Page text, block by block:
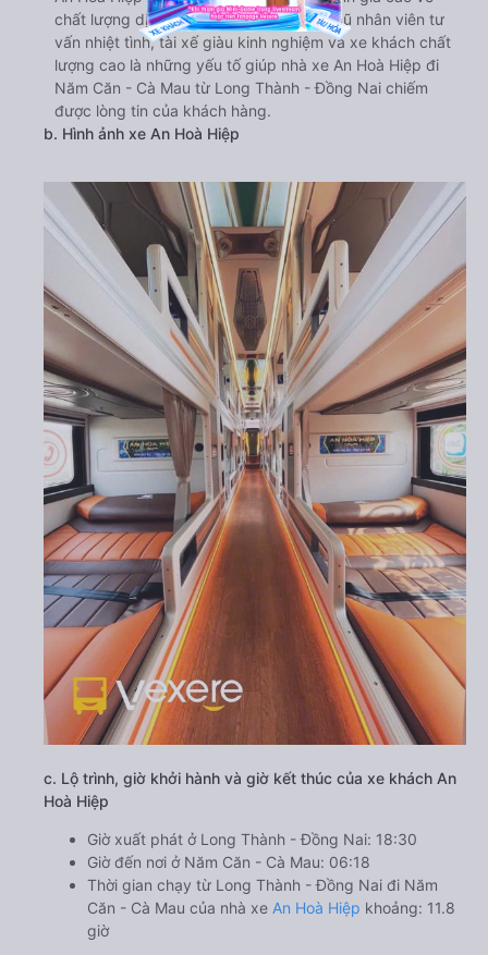
chất lượng dịch vụ và sự an toàn. Đội ngũ nhân viên tư
vấn nhiệt tình, tài xế giàu kinh nghiệm và xe khách chất
lượng cao là những yếu tố giúp nhà xe An Hoà Hiệp đi
Năm Căn - Cà Mau từ Long Thành - Đồng Nai chiếm
được lòng tin của khách hàng.
b. Hình ảnh xe An Hoà Hiệp
c. Lộ trình, giờ khởi hành và giờ kết thúc của xe khách An
Hoà Hiệp
Giờ xuất phát ở Long Thành - Đồng Nai: 18:30
Giờ đến nơi ở Năm Căn - Cà Mau: 06:18
Thời gian chạy từ Long Thành - Đồng Nai đi Năm
Căn - Cà Mau của nhà xe An Hoà Hiệp khoảng: 11.8
giờ